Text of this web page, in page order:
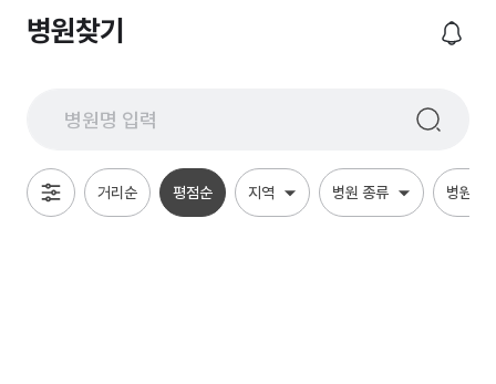
병원찾기
거리순 평점순 지역 병원 종류 병원 특